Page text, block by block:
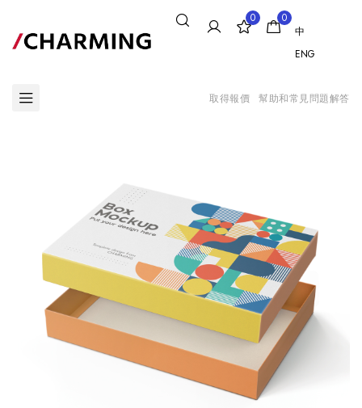
0
0
中
ENG
取得報價 幫助和常見問題解答